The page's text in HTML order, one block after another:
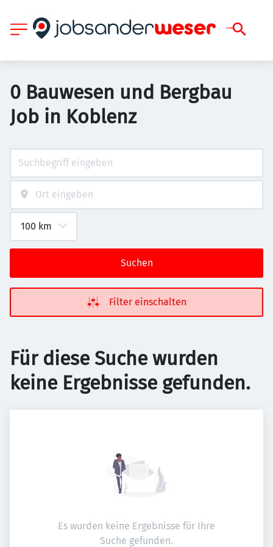
0 Bauwesen und Bergbau
Job in Koblenz
Suchen
Filter einschalten
Für diese Suche wurden
keine Ergebnisse gefunden.
Es wurden keine Ergebnisse für Ihre
Suche gefunden.